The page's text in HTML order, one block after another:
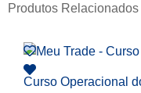
Produtos Relacionados
Curso Operacional